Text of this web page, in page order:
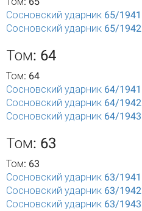
Сосновский ударник 65/1941
Сосновский ударник 65/1942
Том: 64
Том: 64
Сосновский ударник 64/1941
Сосновский ударник 64/1942
Сосновский ударник 64/1943
Том: 63
Том: 63
Сосновский ударник 63/1941
Сосновский ударник 63/1942
Сосновский ударник 63/1943